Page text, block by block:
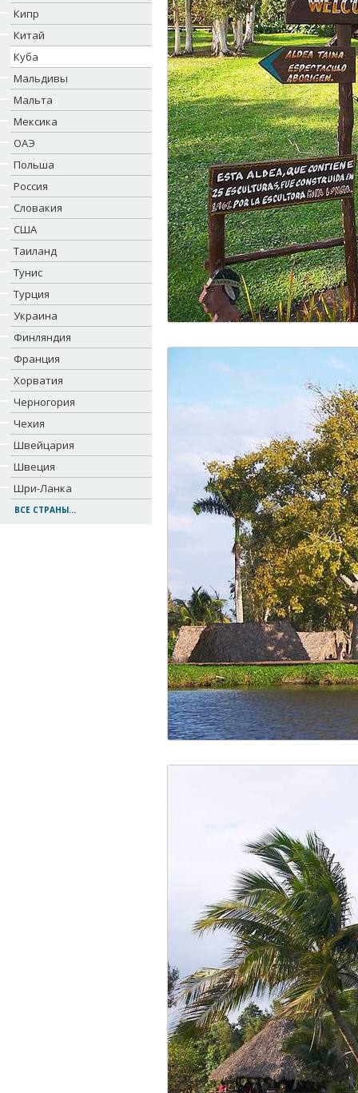
Кипр
Китай
Куба
Мальдивы
Мальта
Мексика
ОАЭ
Польша
Россия
Словакия
США
Таиланд
Тунис
Турция
Украина
Финляндия
Франция
Хорватия
Черногория
Чехия
Швейцария
Швеция
Шри-Ланка
ВСЕ СТРАНЫ...